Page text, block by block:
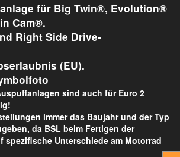
für Big Twin®, Evolution®
Cam®.
Right Side Drive-
(EU).
sind auch für Euro 2
immer das Baujahr und der Typ
da BSL beim Fertigen der
spezifische Unterschiede am Motorrad